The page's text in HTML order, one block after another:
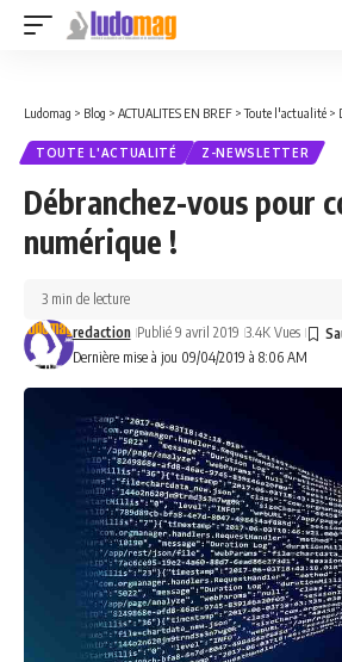
Ludomag > Blog > ACTUALITES EN BREF >Toute l'actualité >
TOUTE L'ACTUALITÉ Z-NEWSLETTER
Débranchez-vous pour
numérique !
Dernière mise à jou 09/04/2019 à 8:06 AM
redaction Publié 9 avril 2019 3.4K Vues
3 min de lecture